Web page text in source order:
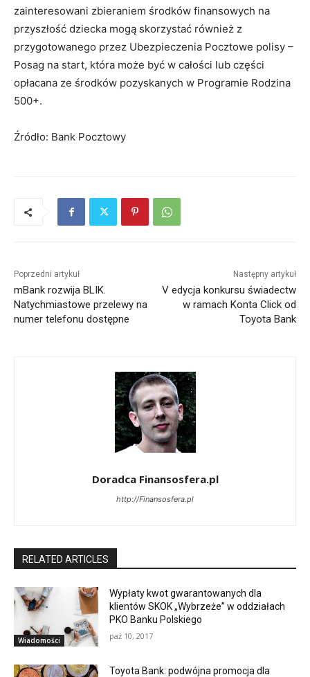
zainteresowani zbieraniem środków finansowych na
przyszłość dziecka mogą skorzystać również z
przygotowanego przez Ubezpieczenia Pocztowe polisy –
Posag na start, która może być w całości lub części
opłacana ze środków pozyskanych w Programie Rodzina
500+.
Źródło: Bank Pocztowy
Poprzedni artykuł
mBank rozwija BLIK.
Natychmiastowe przelewy na
numer telefonu dostępne
Następny artykuł
V edycja konkursu świadectw
w ramach Konta Click od
Toyota Bank
Doradca Finansosfera.pl
http://Finansosfera.pl
RELATED ARTICLES
Wiadomości
Wypłaty kwot gwarantowanych dla
klientów SKOK „Wybrzeże” w oddziałach
PKO Banku Polskiego
paź 10, 2017
Toyota Bank: podwójna promocja dla